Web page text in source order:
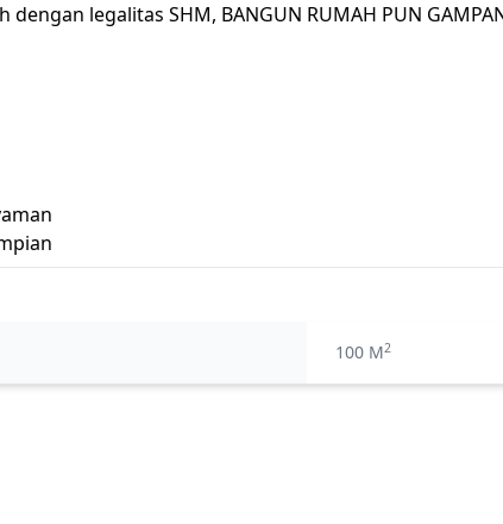
legalitas SHM, BANGUN RUMAH PUN
100 M2